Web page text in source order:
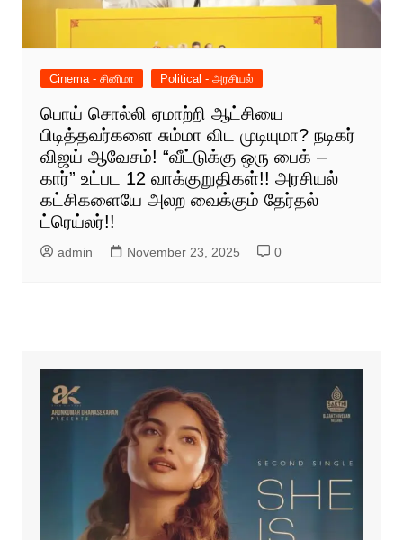
Cinema - சினிமா Political - அரசியல்
பொய் சொல்லி ஏமாற்றி ஆட்சியை
பிடித்தவர்களை சும்மா விட முடியுமா? நடிகர்
விஜய் ஆவேசம்! “வீட்டுக்கு ஒரு பைக் –
கார்” உட்பட 12 வாக்குறுதிகள்!! அரசியல்
கட்சிகளையே அலற வைக்கும் தேர்தல்
ட்ரெய்லர்!!
admin November 23, 2025 0